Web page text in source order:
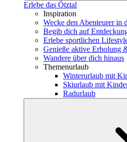
Erlebe das Ötztal
Inspiration
Wecke den Abenteurer in
Begib dich auf
Erlebe sportlichen
Genieße aktive Erholung
Wandere über dich hinaus
Themenurlaub
Winterurlaub mit
Skiurlaub mit
Radurlaub